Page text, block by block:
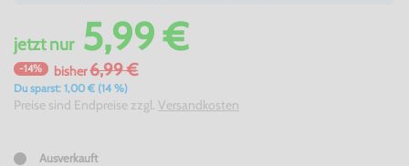
jetztnur5,99 €
-14% bisher6,99 €
Du sparst: 1,00 € (14 %)
Preise sind Endpreise zzgl. Versandkosten
Ausverkauft